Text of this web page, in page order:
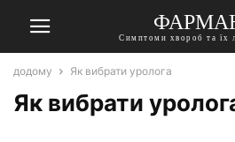
Симптоми хвороб та їх
додому Як вибрати уролога
Як вибрати